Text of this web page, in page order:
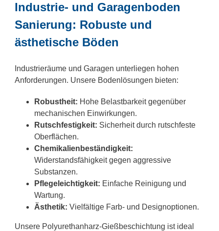
Industrie- und Garagenboden
Sanierung: Robuste und
ästhetische Böden
Industrieräume und Garagen unterliegen hohen
Anforderungen. Unsere Bodenlösungen bieten:
Robustheit: Hohe Belastbarkeit gegenüber
mechanischen Einwirkungen.
Rutschfestigkeit: Sicherheit durch rutschfeste
Oberflächen.
Chemikalienbeständigkeit:
Widerstandsfähigkeit gegen aggressive
Substanzen.
Pflegeleichtigkeit: Einfache Reinigung und
Wartung.
Ästhetik: Vielfältige Farb- und Designoptionen.
Unsere Polyurethanharz-Gießbeschichtung ist ideal